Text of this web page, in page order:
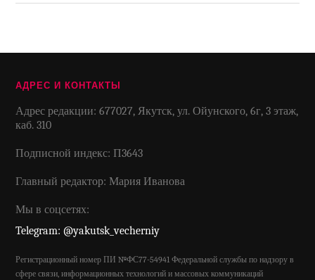
АДРЕС И КОНТАКТЫ
Адрес редакции: 677027, Якутск, ул. Ойунского, 6г, 3 этаж,
каб. 310
Подписной индекс: П3643
Главный редактор: Мария Иванова
Мы в соцсетях:
Telegram: @yakutsk_vecherniy
Регистрационный номер ПИ №ФС77-54941 Федеральной службы по надзору в
сфере связи, информационных технологий и массовых коммуникаций